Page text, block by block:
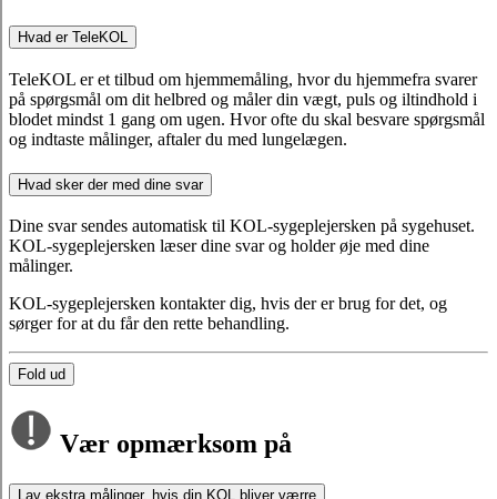
Hvad er TeleKOL
TeleKOL er et tilbud om hjemmemåling, hvor du hjemmefra svarer
på spørgsmål om dit helbred og måler din vægt, puls og iltindhold i
blodet mindst 1 gang om ugen. Hvor ofte du skal besvare spørgsmål
og indtaste målinger, aftaler du med lungelægen.
Hvad sker der med dine svar
Dine svar sendes automatisk til KOL-sygeplejersken på sygehuset.
KOL-sygeplejersken læser dine svar og holder øje med dine
målinger.
KOL-sygeplejersken kontakter dig, hvis der er brug for det, og
sørger for at du får den rette behandling.
Fold ud
Vær opmærksom på
Lav ekstra målinger, hvis din KOL bliver værre